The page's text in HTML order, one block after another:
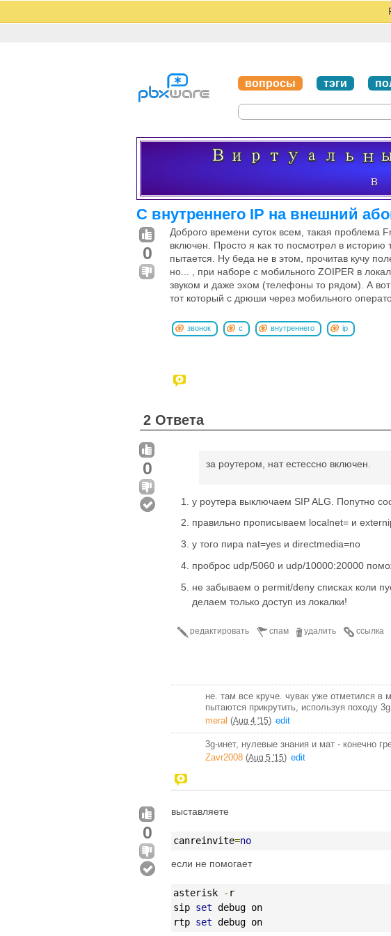
вопросы тэги
С внутреннего IP на внешний
0
Доброго времени суток всем, такая проблема
включен. Просто я как то посмотрел в
пытается. Ну беда не в этом, прочитав кучу
но... , при наборе с мобильного ZOIPER в
звуком и даже эхом (телефоны то рядом). А
тот который с дрюши через мобильного
звонок с внутреннего
ip
2 Ответа
0 за роутером, нат естессно включен.
у роутера выключаем SIP ALG. Попутно
правильно прописываем localnet= и
у того пира nat=yes и directmedia=no
проброс udp/5060 и udp/10000:20000
не забываем о permit/deny списках коли
делаем только доступ из локалки!
ссылка
удалить
спам
редактировать
не. там все круче. чувак уже отметился в
пытаются прикрутить, используя походу
meral (Aug 4 '15) edit
3g-инет, нулевые знания и мат - конечно
Zavr2008 (Aug 5 '15) edit
0
выставляете
canreinvite=no
если не помогает
asterisk - r
sip set debug on
rtp set debug on